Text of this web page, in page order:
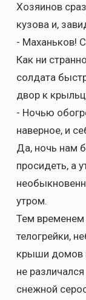
Хозяинов
кузова и,
- Маханьков!
Как ни
солдата
двор к
- Ночью
наверное, и
Да, ночь нам
просидеть, а
утром.
Тем временем
телогрейки,
крыши домов
не
снежной